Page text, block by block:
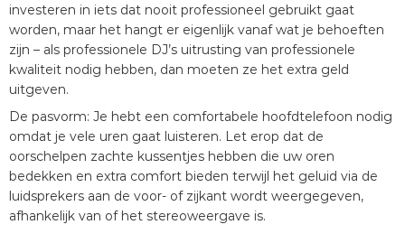
investeren in iets dat nooit professioneel gebruikt gaat
worden, maar het hangt er eigenlijk vanaf wat je behoeften
zijn – als professionele DJ’s uitrusting van professionele
kwaliteit nodig hebben, dan moeten ze het extra geld
uitgeven.
De pasvorm: Je hebt een comfortabele hoofdtelefoon nodig
omdat je vele uren gaat luisteren. Let erop dat de
oorschelpen zachte kussentjes hebben die uw oren
bedekken en extra comfort bieden terwijl het geluid via de
luidsprekers aan de voor- of zijkant wordt weergegeven,
afhankelijk van of het stereoweergave is.